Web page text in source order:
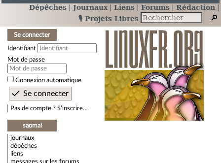
Dépêches Journaux Liens Forums
Rédaction
🎙️ Projets Libres
Se connecter
Identifiant
Mot de passe
Connexion automatique
Pas de compte ? S’inscrire…
saomai
journaux
dépêches
liens
messages sur les forums